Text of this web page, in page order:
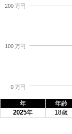
0 万円
100 万円
200 万円
年 年齢
2025年 18歳